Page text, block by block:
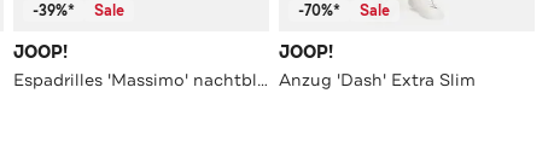
-39%* Sale
JOOP!
Espadrilles 'Massimo' nachtblau
-70%* Sale
JOOP!
Anzug 'Dash' Extra Slim